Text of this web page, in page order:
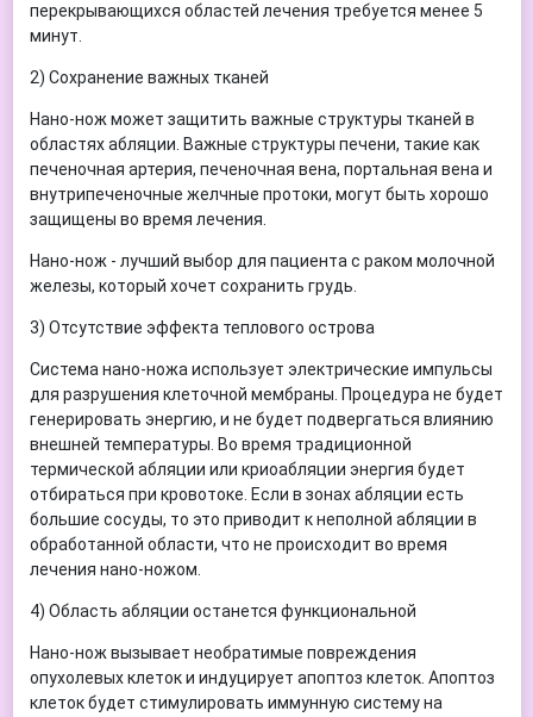
перекрывающихся областей лечения требуется менее 5
минут.
2) Сохранение важных тканей
Нано-нож может защитить важные структуры тканей в
областях абляции. Важные структуры печени, такие как
печеночная артерия, печеночная вена, портальная вена и
внутрипеченочные желчные протоки, могут быть хорошо
защищены во время лечения.
Нано-нож - лучший выбор для пациента с раком молочной
железы, который хочет сохранить грудь.
3) Отсутствие эффекта теплового острова
Система нано-ножа использует электрические импульсы
для разрушения клеточной мембраны. Процедура не будет
генерировать энергию, и не будет подвергаться влиянию
внешней температуры. Во время традиционной
термической абляции или криоабляции энергия будет
отбираться при кровотоке. Если в зонах абляции есть
большие сосуды, то это приводит к неполной абляции в
обработанной области, что не происходит во время
лечения нано-ножом.
4) Область абляции останется функциональной
Нано-нож вызывает необратимые повреждения
опухолевых клеток и индуцирует апоптоз клеток. Апоптоз
клеток будет стимулировать иммунную систему на